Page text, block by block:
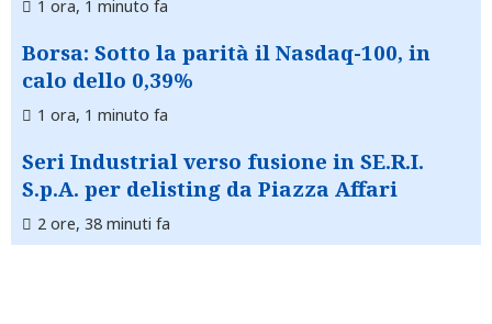
1 ora, 1 minuto fa
Borsa: Sotto la parità il Nasdaq-100, in
calo dello 0,39%
1 ora, 1 minuto fa
Seri Industrial verso fusione in SE.R.I.
S.p.A. per delisting da Piazza Affari
2 ore, 38 minuti fa